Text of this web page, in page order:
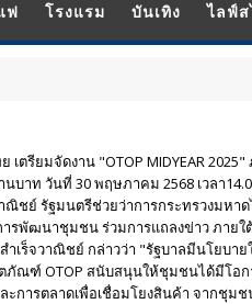
ฟ โรงแรม บันเทิง ไลฟ์ส
เตรียมจัดงาน "OTOP MIDYEAR
นบาท วันที่ 30 พฤษภาคม 2568 เวลา
ชย์ รัฐมนตรีช่วยว่าการกระทรวงมหาด
รพัฒนาชุมชน ร่วมการแถลงข่าว ภาย
ำเร็จวาณิชย์ กล่าวว่า "รัฐบาลมีนโยบา
ณฑ์ OTOP สนับสนุนให้ชุมชนได้มีโอ
การตลาดเพื่อเชื่อมโยงสินค้า จากชุม